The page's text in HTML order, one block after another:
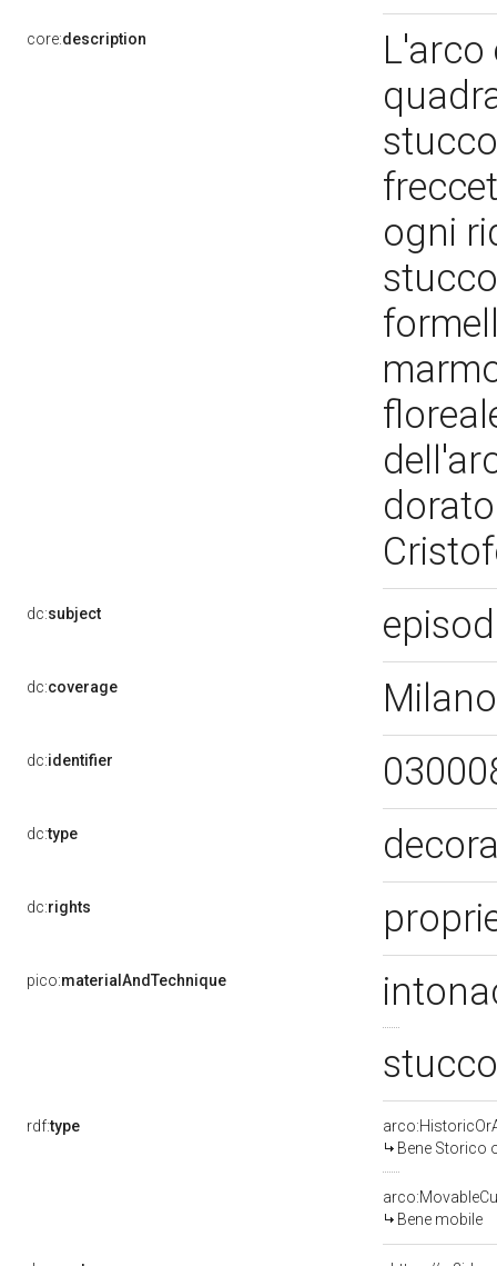
core:description
L'arco
ogni
dc:subject
dc:coverage
dc:identifier
dc:type
dc:rights
pico:materialAndTechnique
rdf:type
Bene Storico
Bene mobile